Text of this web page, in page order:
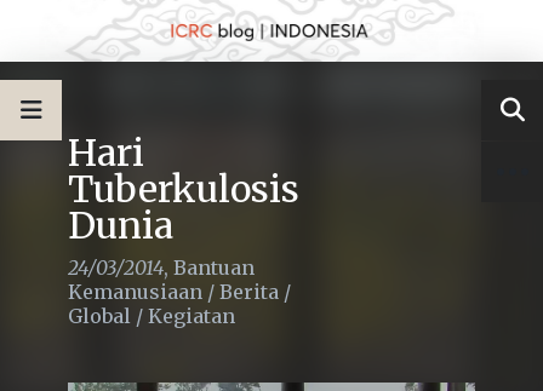
Hari
Tuberkulosis
Dunia
24/03/2014, Bantuan
Kemanusiaan / Berita /
Global / Kegiatan